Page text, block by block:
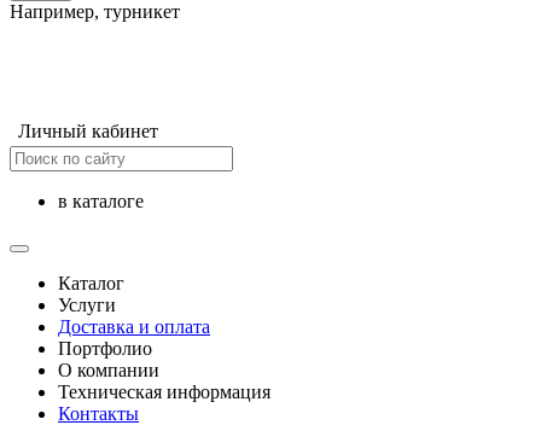
Например, турникет
Личный кабинет
в каталоге
Каталог
Услуги
Доставка и оплата
Портфолио
О компании
Техническая информация
Контакты